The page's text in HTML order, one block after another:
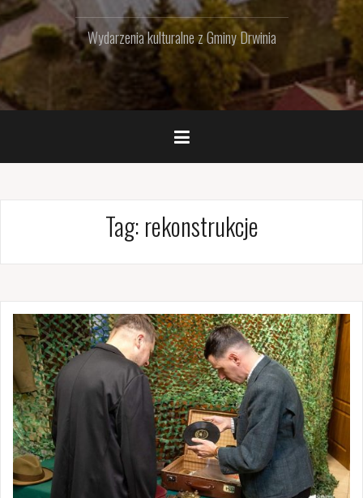
Wydarzenia kulturalne z Gminy Drwinia
Tag: rekonstrukcje